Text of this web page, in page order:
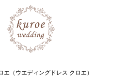
エ（ウエディングドレス クロエ）